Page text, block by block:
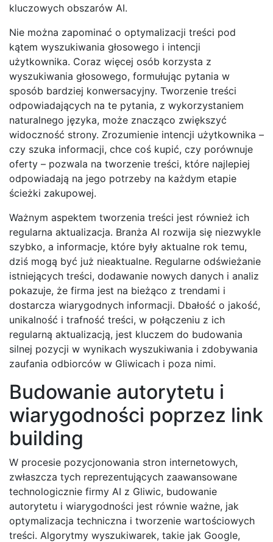
kluczowych obszarów AI.
Nie można zapominać o optymalizacji treści pod
kątem wyszukiwania głosowego i intencji
użytkownika. Coraz więcej osób korzysta z
wyszukiwania głosowego, formułując pytania w
sposób bardziej konwersacyjny. Tworzenie treści
odpowiadających na te pytania, z wykorzystaniem
naturalnego języka, może znacząco zwiększyć
widoczność strony. Zrozumienie intencji użytkownika –
czy szuka informacji, chce coś kupić, czy porównuje
oferty – pozwala na tworzenie treści, które najlepiej
odpowiadają na jego potrzeby na każdym etapie
ścieżki zakupowej.
Ważnym aspektem tworzenia treści jest również ich
regularna aktualizacja. Branża AI rozwija się niezwykle
szybko, a informacje, które były aktualne rok temu,
dziś mogą być już nieaktualne. Regularne odświeżanie
istniejących treści, dodawanie nowych danych i analiz
pokazuje, że firma jest na bieżąco z trendami i
dostarcza wiarygodnych informacji. Dbałość o jakość,
unikalność i trafność treści, w połączeniu z ich
regularną aktualizacją, jest kluczem do budowania
silnej pozycji w wynikach wyszukiwania i zdobywania
zaufania odbiorców w Gliwicach i poza nimi.
Budowanie autorytetu i
wiarygodności poprzez link
building
W procesie pozycjonowania stron internetowych,
zwłaszcza tych reprezentujących zaawansowane
technologicznie firmy AI z Gliwic, budowanie
autorytetu i wiarygodności jest równie ważne, jak
optymalizacja techniczna i tworzenie wartościowych
treści. Algorytmy wyszukiwarek, takie jak Google,